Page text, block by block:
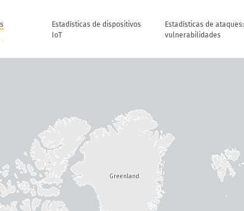
Estadísticas de dispositivos
IoT
Estadísticas de ataques:
vulnerabilidades
Greenland